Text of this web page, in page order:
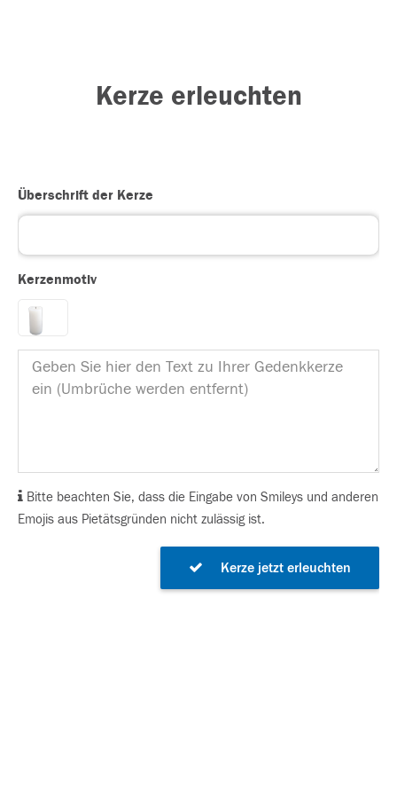
Kerze erleuchten
Überschrift der Kerze
Kerzenmotiv
Bitte beachten Sie, dass die Eingabe von Smileys und anderen
Emojis aus Pietätsgründen nicht zulässig ist.
Kerze jetzt erleuchten